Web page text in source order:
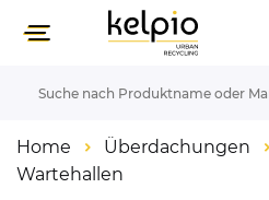
Home
Überdachungen
Wartehallen